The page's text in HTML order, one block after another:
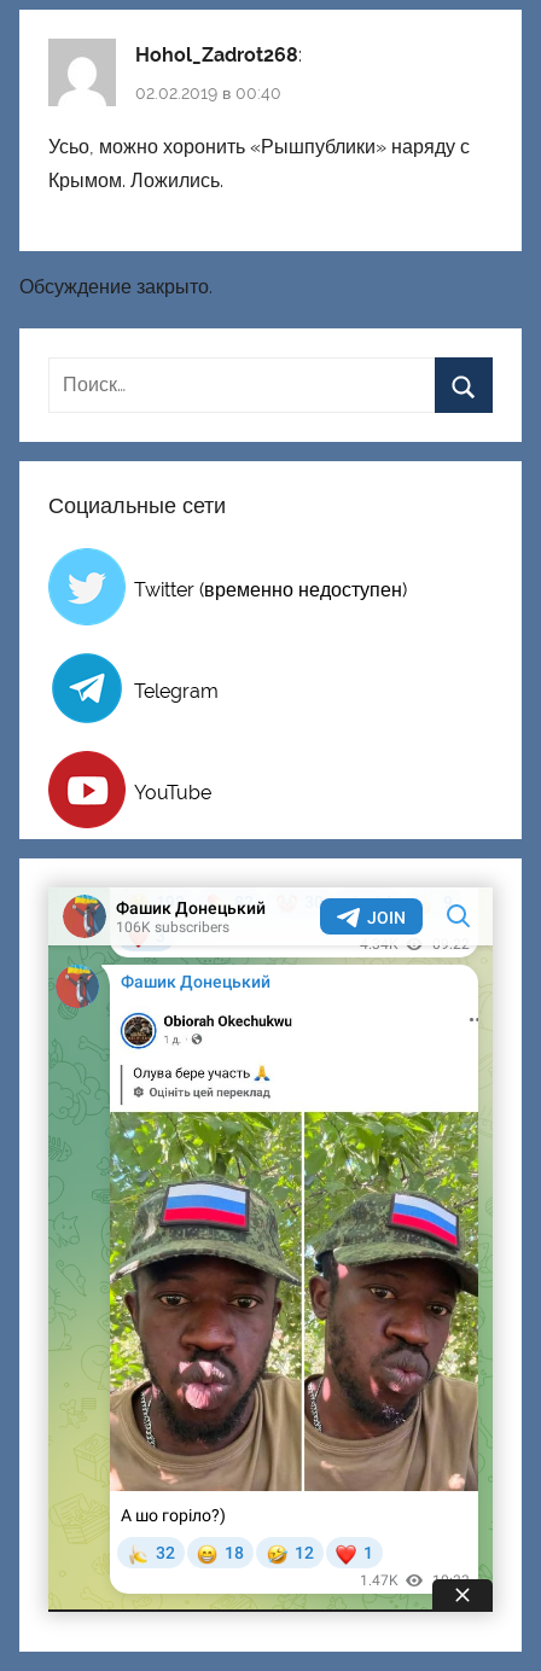
Hohol_Zadrot268:
02.02.2019 в 00:40
Усьо, можно хоронить «Рышпублики» наряду с
Крымом. Ложились.
Обсуждение закрыто.
Социальные сети
Twitter (временно недоступен)
Telegram
YouTube